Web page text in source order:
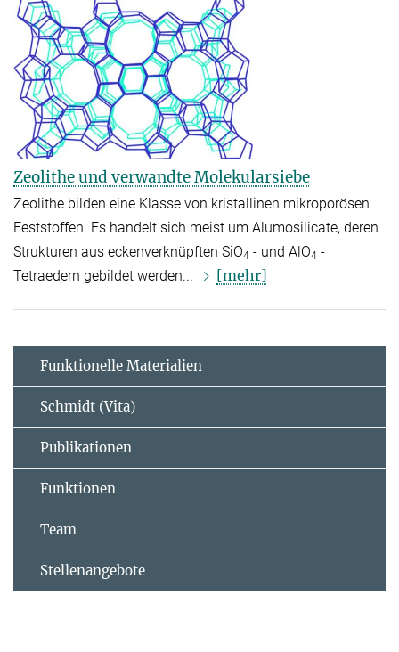
Zeolithe und verwandte Molekularsiebe
Zeolithe bilden eine Klasse von kristallinen mikroporösen
Feststoffen. Es handelt sich meist um Alumosilicate, deren
Strukturen aus eckenverknüpften SiO4 - und AlO4 -
Tetraedern gebildet werden...
[mehr]
Funktionelle Materialien
Schmidt (Vita)
Publikationen
Funktionen
Team
Stellenangebote